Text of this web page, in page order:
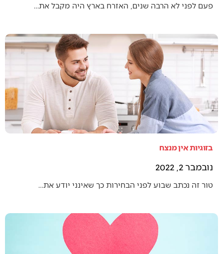
פעם לפני לא הרבה שנים, האזרח בארץ היה מקבל את…
בזוגיות אין מנצח
נובמבר 2, 2022
טור זה נכתב שבוע לפני הבחירות כך שאינני יודע את…